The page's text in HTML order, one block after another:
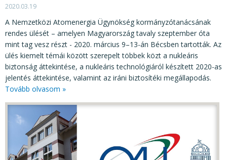
2020.03.19
A Nemzetközi Atomenergia Ügynökség kormányzótanácsának
rendes ülését – amelyen Magyarország tavaly szeptember óta
mint tag vesz részt - 2020. március 9–13-án Bécsben tartották. Az
ülés kiemelt témái között szerepelt többek közt a nukleáris
biztonság áttekintése, a nukleáris technológiáról készített 2020-as
jelentés áttekintése, valamint az iráni biztosítéki megállapodás.
Tovább olvasom »